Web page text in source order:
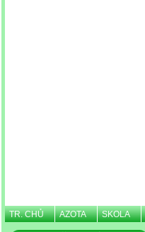
TR. CHỦ AZOTA SKOLA